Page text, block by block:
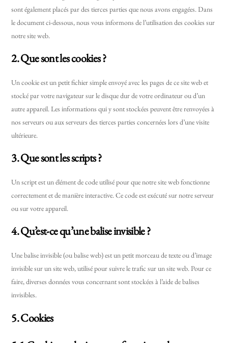
sont également placés par des tierces parties que nous avons engagées. Dans
le document ci-dessous, nous vous informons de l’utilisation des cookies sur
notre site web.
2. Que sont les cookies ?
Un cookie est un petit fichier simple envoyé avec les pages de ce site web et
stocké par votre navigateur sur le disque dur de votre ordinateur ou d’un
autre appareil. Les informations qui y sont stockées peuvent être renvoyées à
nos serveurs ou aux serveurs des tierces parties concernées lors d’une visite
ultérieure.
3. Que sont les scripts ?
Un script est un élément de code utilisé pour que notre site web fonctionne
correctement et de manière interactive. Ce code est exécuté sur notre serveur
ou sur votre appareil.
4. Qu’est-ce qu’une balise invisible ?
Une balise invisible (ou balise web) est un petit morceau de texte ou d’image
invisible sur un site web, utilisé pour suivre le trafic sur un site web. Pour ce
faire, diverses données vous concernant sont stockées à l’aide de balises
invisibles.
5. Cookies